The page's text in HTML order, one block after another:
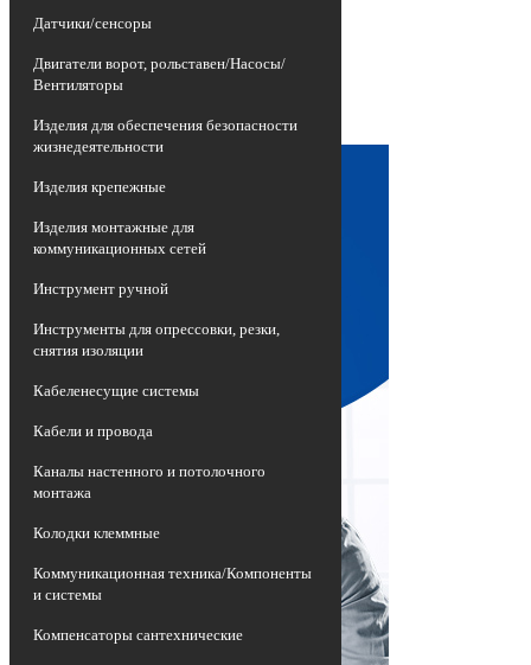
Датчики/сенсоры
Двигатели ворот, рольставен/Насосы/
Вентиляторы
Изделия для обеспечения безопасности
жизнедеятельности
Изделия крепежные
Изделия монтажные для
коммуникационных сетей
Инструмент ручной
Инструменты для опрессовки, резки,
снятия изоляции
Кабеленесущие системы
Кабели и провода
Каналы настенного и потолочного
монтажа
Колодки клеммные
Коммуникационная техника/Компоненты
и системы
Компенсаторы сантехнические
электропередач, представляющих собой
опасности, на более эффективные и
долговечные приспособления -
СИП.